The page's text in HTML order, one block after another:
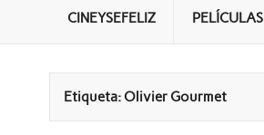
CINEYSEFELIZ PELÍCULAS
Etiqueta: Olivier Gourmet